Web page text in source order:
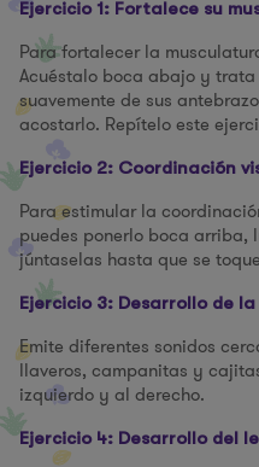
Ejercicio 1: Fortalece su
Para fortalecer la
Acuéstalo boca abajo y
suavemente de sus
acostarlo. Repítelo este
Ejercicio 2: Coordinación
Para estimular la
puedes ponerlo boca arriba,
júntaselas hasta que se
Ejercicio 3: Desarrollo de
Emite diferentes sonidos
llaveros, campanitas y
izquierdo y al derecho.
Ejercicio 4: Desarrollo del